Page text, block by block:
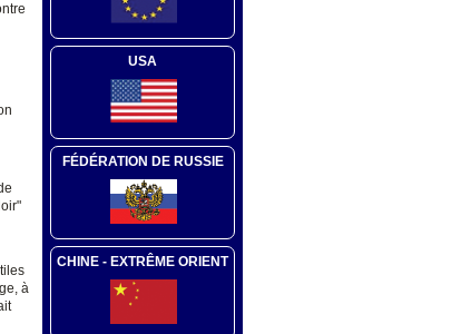
à
USA
FÉDÉRATION DE RUSSIE
CHINE - EXTRÊME ORIENT